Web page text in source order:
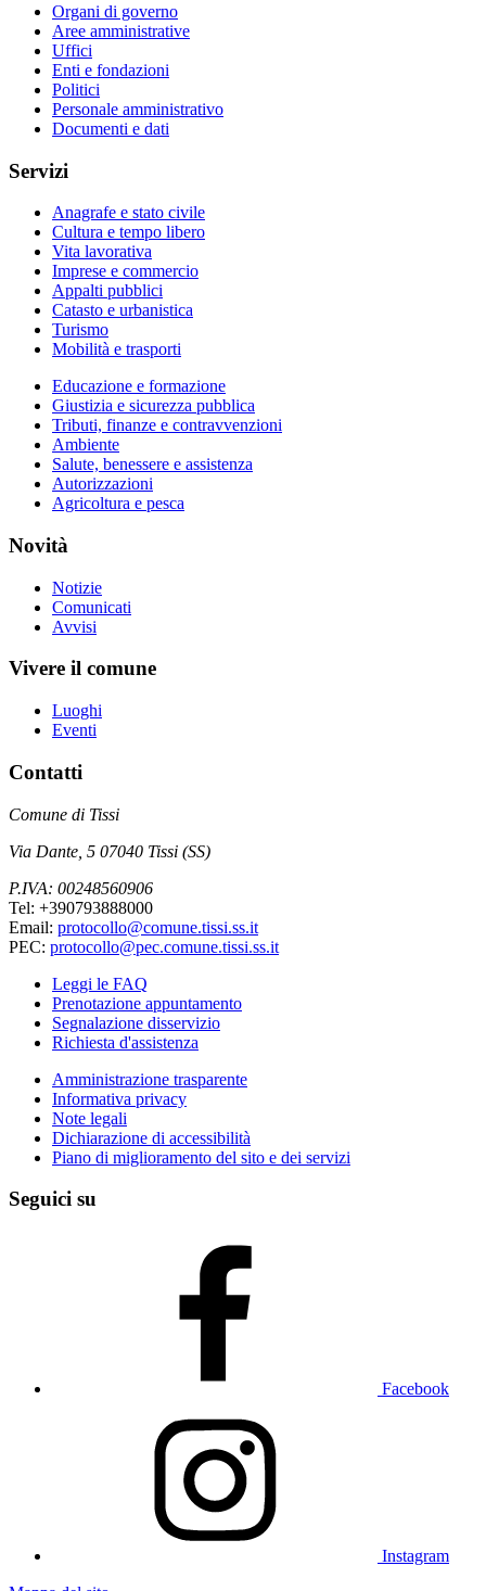
Organi di governo
Aree amministrative
Uffici
Enti e fondazioni
Politici
Personale amministrativo
Documenti e dati
Servizi
Anagrafe e stato civile
Cultura e tempo libero
Vita lavorativa
Imprese e commercio
Appalti pubblici
Catasto e urbanistica
Turismo
Mobilità e trasporti
Educazione e formazione
Giustizia e sicurezza pubblica
Tributi, finanze e contravvenzioni
Ambiente
Salute, benessere e assistenza
Autorizzazioni
Agricoltura e pesca
Novità
Notizie
Comunicati
Avvisi
Vivere il comune
Luoghi
Eventi
Contatti
Comune di Tissi
Via Dante, 5 07040 Tissi (SS)
P.IVA: 00248560906
Tel: +390793888000
Email: protocollo@comune.tissi.ss.it
PEC: protocollo@pec.comune.tissi.ss.it
Leggi le FAQ
Prenotazione appuntamento
Segnalazione disservizio
Richiesta d'assistenza
Amministrazione trasparente
Informativa privacy
Note legali
Dichiarazione di accessibilità
Piano di miglioramento del sito e dei servizi
Seguici su
Facebook
Instagram